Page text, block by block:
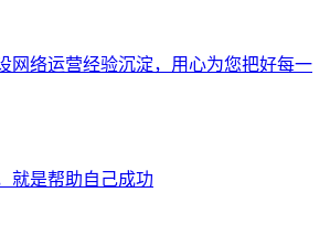
网络运营经验沉淀，用心为您把好每一
就是帮助自己成功